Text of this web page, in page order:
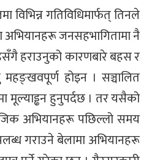
विभिन्न गतिविधिमार्फत् तिनले
जनसहभागितामा नै
हराउनुको कारणबारे बहस र
होइन । सञ्चालित
मूल्याड्ढन हुनुपर्दछ । तर यसैको
अभियानहरू पछिल्लो समय
गराउने बेलामा अभियानहरू